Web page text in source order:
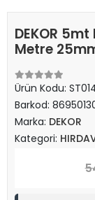
DEKOR
Metre
Ürün Kodu:
Barkod:
Marka: DEKOR
Kategori: